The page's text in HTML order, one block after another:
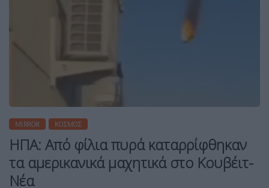
MIRROR ΚΌΣΜΟΣ
ΗΠΑ: Από φίλια πυρά καταρρίφθηκαν
τα αμερικανικά μαχητικά στο Κουβέιτ-
Νέα